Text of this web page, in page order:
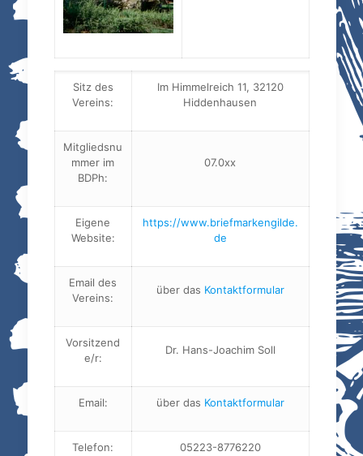
Sitz des
Vereins:
Im Himmelreich 11, 32120
Hiddenhausen
Mitgliedsnu
mmer im
BDPh:
07.0xx
Eigene
Website:
https://www.briefmarkengilde.
de
Email des
Vereins:
über das Kontaktformular
Vorsitzend
e/r:
Dr. Hans-Joachim Soll
Email: über das Kontaktformular
Telefon: 05223-8776220